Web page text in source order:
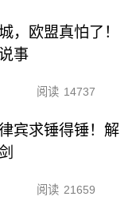
，欧盟真怕了！
事
阅读 14737
宾求锤得锤！解
阅读 21659